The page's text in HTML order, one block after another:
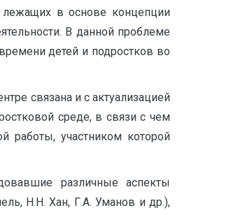
лежащих в основе концепции
В данной проблеме
детей и подростков во
связана и с актуализацией
среде, в связи с чем
работы, участником которой
различные аспекты
Н.Н. Хан, Г.А. Уманов и др.),